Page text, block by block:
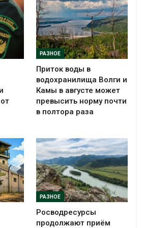
РАЗНОЕ
Приток воды в
водохранилища Волги и
Камы в августе может
превысить норму почти
в полтора раза
РАЗНОЕ
Росводресурсы
продолжают приём